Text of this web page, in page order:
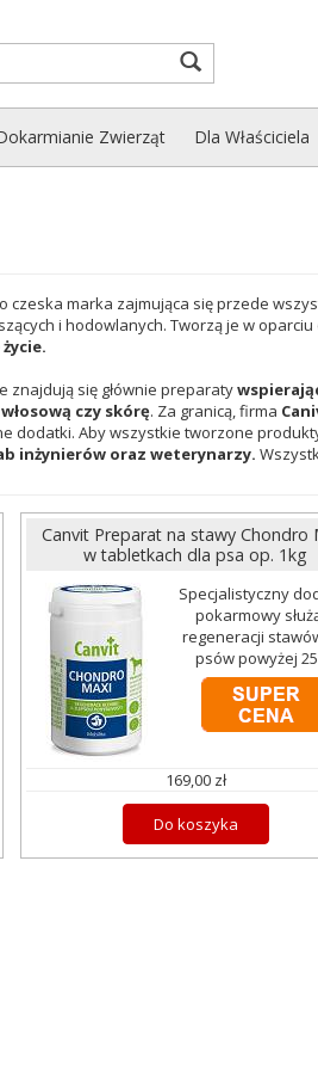
Zwierząt Dla Właściciela
czeska marka zajmująca się przede
i hodowlanych. Tworzą je w
znajdują się głównie preparaty
czy skórę. Za granicą, firma
dodatki. Aby wszystkie tworzone
inżynierów oraz weterynarzy.
Canvit Preparat na stawy Chondro
w tabletkach dla psa op. 1kg
Specjalistyczny
pokarmowy
regeneracji
psów powyżej
169,00 zł
Do koszyka